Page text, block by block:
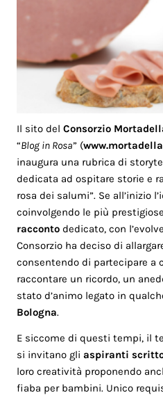
Il sito delConsorzio
“Blog in Rosa” (
inaugura una rubrica di
dedicata ad ospitare storie e
rosa dei salumi”. Se all’inizio
coinvolgendo le più
racconto dedicato, con
Consorzio ha deciso di
consentendo di partecipare a
raccontare un ricordo, un
stato d’animo legato in
Bologna.
E siccome di questi tempi, il
si invitano gliaspiranti
loro creatività proponendo
fiaba per bambini. Unico